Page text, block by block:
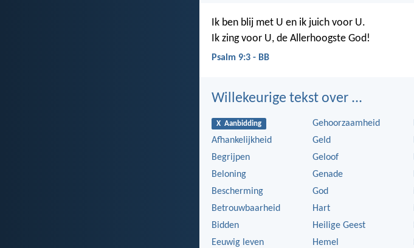
Ik ben blij met U en ik juich voor U.
Ik zing voor U, de Allerhoogste God!
Psalm 9:3 - BB
Willekeurige tekst over ...
X Aanbidding
Afhankelijkheid
Begrijpen
Beloning
Bescherming
Betrouwbaarheid
Bidden
Eeuwig leven
Gehoorzaamheid
Geld
Geloof
Genade
God
Hart
Heilige Geest
Hemel